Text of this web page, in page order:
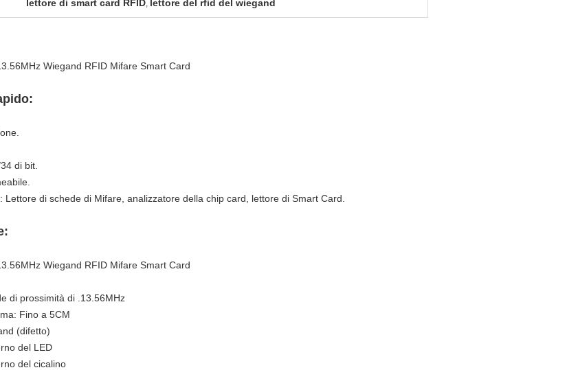
lettore di smart card RFID, lettore del rfid del wiegand
Wiegand RFID Mifare Smart Card
di bit.
Lettore di schede di Mifare, analizzatore della chip card, lettore di Smart Card.
Wiegand RFID Mifare Smart Card
di prossimità di .13.56MHz
Fino a 5CM
(difetto)
del LED
del cicalino